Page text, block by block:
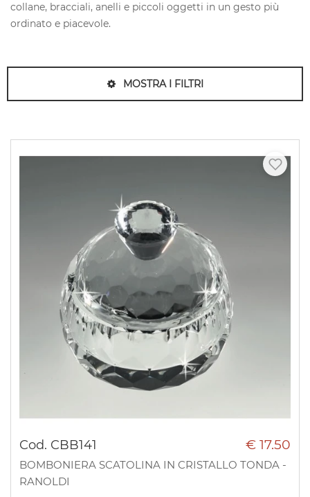
collane, bracciali, anelli e piccoli oggetti in un gesto più
ordinato e piacevole.
MOSTRA I FILTRI
Cod. CBB141 € 17.50
BOMBONIERA SCATOLINA IN CRISTALLO TONDA -
RANOLDI